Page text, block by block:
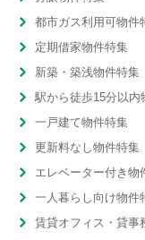
都市ガス利用可物件
定期借家物件特集
新築・築浅物件特集
駅から徒歩15分以内
一戸建て物件特集
更新料なし物件特集
エレベーター付き物
一人暮らし向け物件
賃貸オフィス・貸事